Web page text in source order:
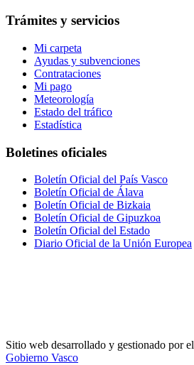
Trámites y servicios
Mi carpeta
Ayudas y subvenciones
Contrataciones
Mi pago
Meteorología
Estado del tráfico
Estadística
Boletines oficiales
Boletín Oficial del País Vasco
Boletín Oficial de Álava
Boletín Oficial de Bizkaia
Boletín Oficial de Gipuzkoa
Boletín Oficial del Estado
Diario Oficial de la Unión Europea
Sitio web desarrollado y gestionado por el
Gobierno Vasco